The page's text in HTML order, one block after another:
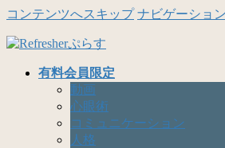
コンテンツへスキップ ナビゲーショ
有料会員限定
動画
心眼術
コミュニケーション
人格